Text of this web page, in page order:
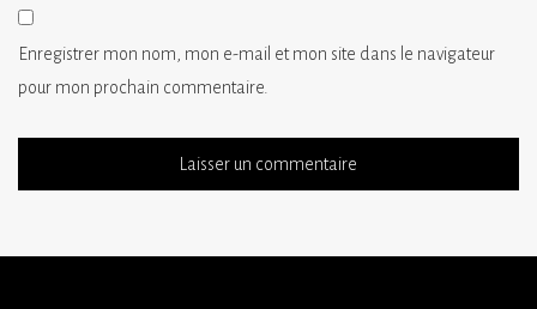
Enregistrer mon nom, mon e-mail et mon site dans le navigateur
pour mon prochain commentaire.